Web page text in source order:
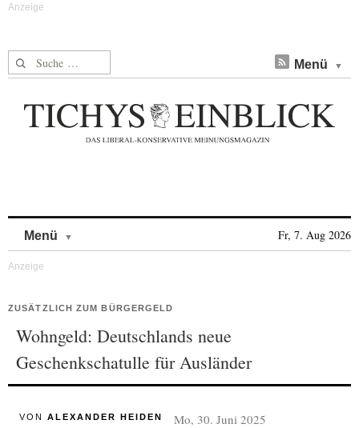
Suche nach: Menü
Menü Fr, 7. Aug 2026
ZUSÄTZLICH ZUM BÜRGERGELD
Wohngeld: Deutschlands neue
Geschenkschatulle für Ausländer
VON ALEXANDER HEIDEN Mo, 30. Juni 2025